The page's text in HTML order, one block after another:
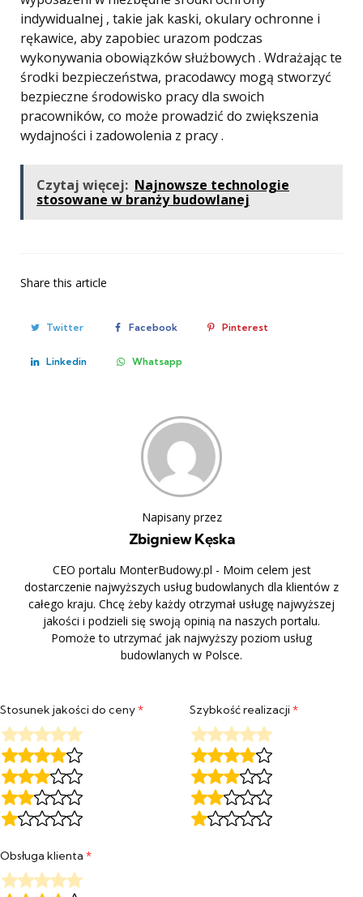
indywidualnej , takie jak kaski, okulary ochronne i
rękawice, aby zapobiec urazom podczas
wykonywania obowiązków służbowych . Wdrażając te
środki bezpieczeństwa, pracodawcy mogą stworzyć
bezpieczne środowisko pracy dla swoich
pracowników, co może prowadzić do zwiększenia
wydajności i zadowolenia z pracy .
Czytaj więcej: Najnowsze technologie
stosowane w branży budowlanej
Share this article
Twitter Facebook Pinterest
Linkedin Whatsapp
Napisany przez
Zbigniew Kęska
CEO portalu MonterBudowy.pl - Moim celem jest
dostarczenie najwyższych usług budowlanych dla klientów z
całego kraju. Chcę żeby każdy otrzymał usługę najwyższej
jakości i podzieli się swoją opinią na naszych portalu.
Pomoże to utrzymać jak najwyższy poziom usług
budowlanych w Polsce.
Stosunek jakości do ceny* Szybkość realizacji*
Obsługa klienta *